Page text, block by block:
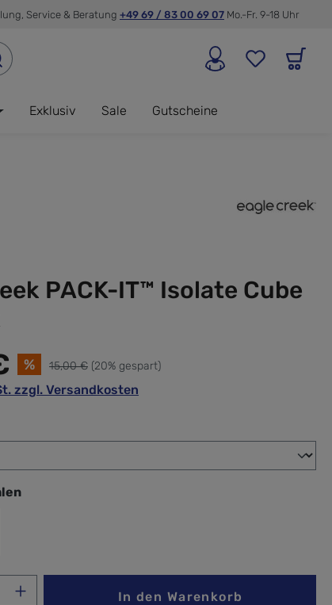
Service & Beratung +49 69 / 83 00 69 07 Mo.-Fr. 9-18 Uhr
Exklusiv Sale Gutscheine
PACK-IT™ Isolate Cube
% 15,00 € (20% gespart)
zzgl. Versandkosten
Gib den gewünschten Wert ein
In den Warenkorb